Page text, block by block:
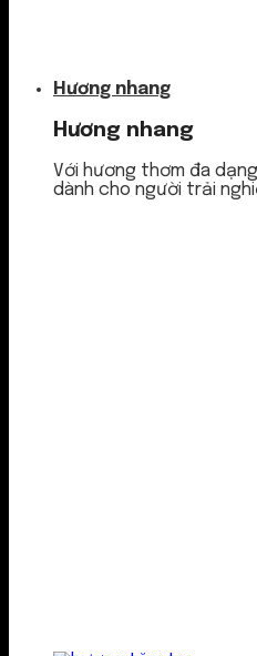
Hương nhang
Hương nhang
Với hương thơm đa
dành cho người trải